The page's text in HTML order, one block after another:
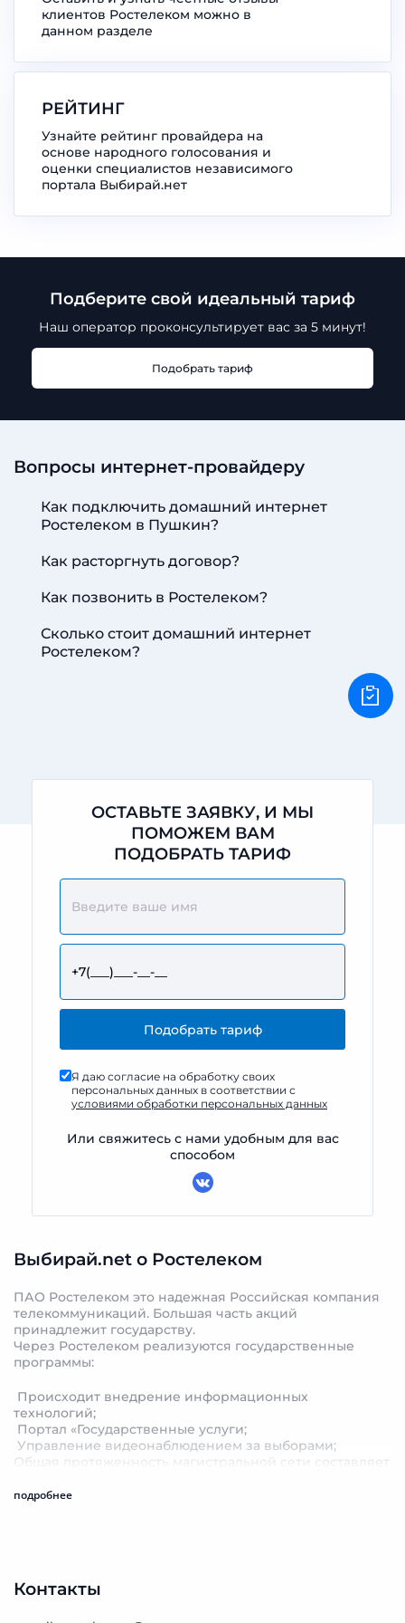
клиентов Ростелеком можно в
данном разделе
РЕЙТИНГ
Узнайте рейтинг провайдера на
основе народного голосования и
оценки специалистов независимого
портала Выбирай.нет
Подберите свой идеальный тариф
Наш оператор проконсультирует вас за 5 минут!
Подобрать тариф
Вопросы интернет-провайдеру
Как подключить домашний интернет
Ростелеком в Пушкин?
Как расторгнуть договор?
Как позвонить в Ростелеком?
Сколько стоит домашний интернет
Ростелеком?
ОСТАВЬТЕ ЗАЯВКУ, И МЫ
ПОМОЖЕМ ВАМ
ПОДОБРАТЬ ТАРИФ
Я даю согласие на обработку своих
персональных данных в соответствии с
условиями обработки персональных данных
Или свяжитесь с нами удобным для вас
способом
Выбирай.net о Ростелеком
ПАО Ростелеком это надежная Российская компания
телекоммуникаций. Большая часть акций
принадлежит государству.
Через Ростелеком реализуются государственные
программы:
Происходит внедрение информационных
технологий;
Портал «Государственные услуги;
Управление видеонаблюдением за выборами;
Общая протяженность магистральной сети составляет
обеспечивала связь между городами и государствами.
подробнее
Контакты